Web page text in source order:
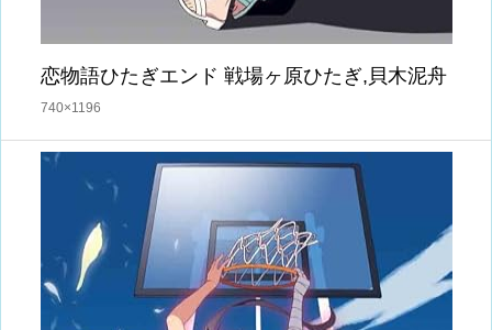
恋物語ひたぎエンド 戦場ヶ原ひたぎ,貝木泥舟
740×1196